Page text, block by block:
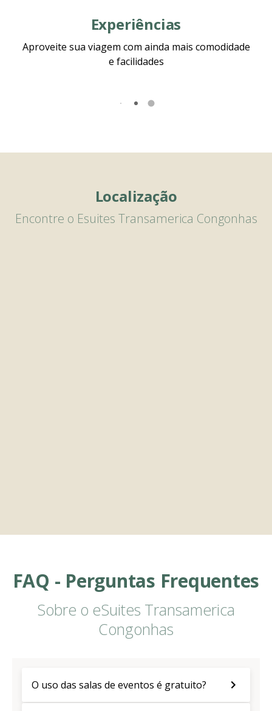
Experiências
Aproveite sua viagem com ainda mais comodidade
e facilidades
Localização
Encontre o Esuites Transamerica Congonhas
FAQ - Perguntas Frequentes
Sobre o eSuites Transamerica
Congonhas
O uso das salas de eventos é gratuito?